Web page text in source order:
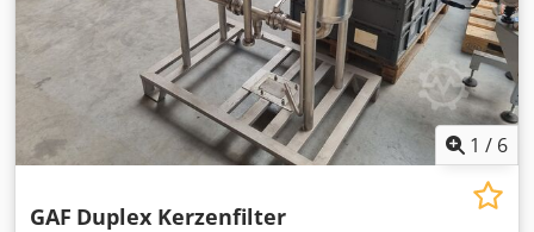
1 / 6
GAF Duplex Kerzenfilter